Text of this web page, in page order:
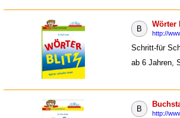
B
Wörter
http://
Schritt-für
ab 6 Jahren,
B
http://